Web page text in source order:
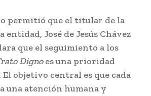
permitió que el titular de la
José de Jesús Chávez
que el seguimiento a los
Dignoes una prioridad
objetivo central es que cada
una atención humana y